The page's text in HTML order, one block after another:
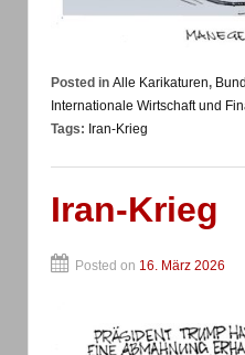
Posted in Alle Karikaturen,
Internationale Wirtschaft und
Tags: Iran-Krieg
Iran-Krieg
Posted on 16. März 2026